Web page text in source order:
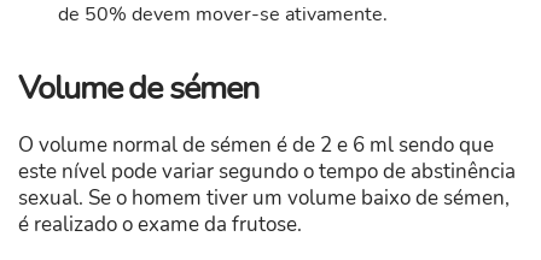
de 50% devem mover-se ativamente.
Volume de sémen
O volume normal de sémen é de 2 e 6 ml sendo que
este nível pode variar segundo o tempo de abstinência
sexual. Se o homem tiver um volume baixo de sémen,
é realizado o exame da frutose.